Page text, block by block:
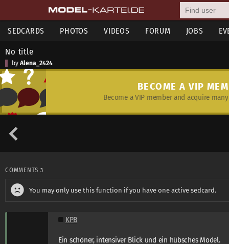
SEDCARDS PHOTOS VIDEOS FORUM JOBS
No title
by Alena_2424
BECOME A VIP
Become a VIP member and acquire
COMMENTS 3
You may only use this function if you have one active sedcard.
KPB
Ein schöner, intensiver Blick und ein hübsches Model.